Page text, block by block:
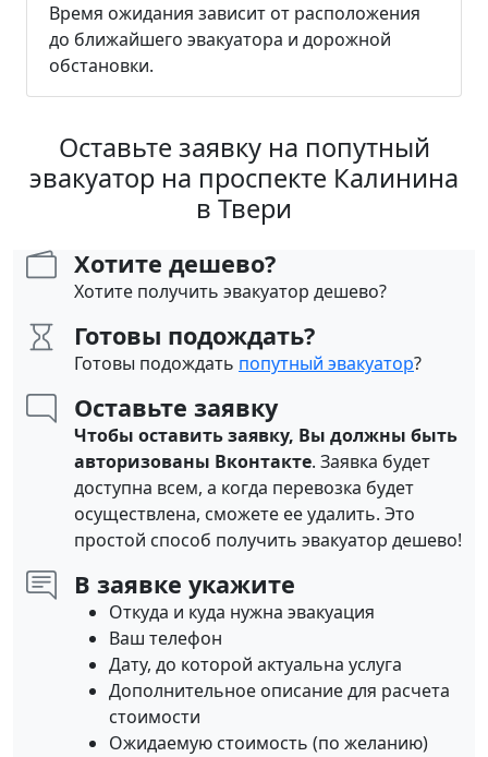
Время ожидания зависит от расположения
до ближайшего эвакуатора и дорожной
обстановки.
Оставьте заявку на попутный
эвакуатор на проспекте Калинина
в Твери
Хотите дешево?
Хотите получить эвакуатор дешево?
Готовы подождать?
Готовы подождать попутный эвакуатор?
Оставьте заявку
Чтобы оставить заявку, Вы должны быть
авторизованы Вконтакте. Заявка будет
доступна всем, а когда перевозка будет
осуществлена, сможете ее удалить. Это
простой способ получить эвакуатор дешево!
В заявке укажите
Откуда и куда нужна эвакуация
Ваш телефон
Дату, до которой актуальна услуга
Дополнительное описание для расчета
стоимости
Ожидаемую стоимость (по желанию)